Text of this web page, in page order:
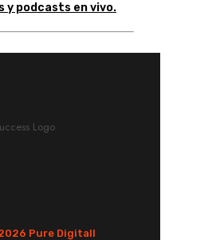
y podcasts en vivo.
Pure Digitall